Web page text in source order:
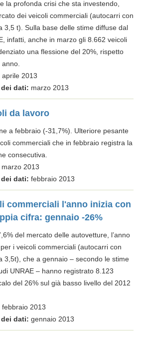
la profonda crisi che sta investendo,
dei veicoli commerciali (autocarri con
3,5 t). Sulla base delle stime diffuse dal
infatti, anche in marzo gli 8.662 veicoli
una flessione del 20%, rispetto
aprile 2013
dati: marzo 2013
da lavoro
a febbraio (-31,7%). Ulteriore pesante
commerciali che in febbraio registra la
consecutiva.
marzo 2013
dati: febbraio 2013
commerciali l'anno inizia con
cifra: gennaio -26%
del mercato delle autovetture, l’anno
i veicoli commerciali (autocarri con
3,5t), che a gennaio – secondo le stime
UNRAE – hanno registrato 8.123
del 26% sul già basso livello del 2012
febbraio 2013
dati: gennaio 2013